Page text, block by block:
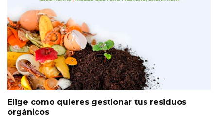
Elige como quieres gestionar tus residuos
orgánicos